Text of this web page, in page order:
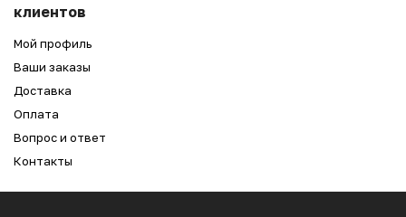
клиентов
Мой профиль
Ваши заказы
Доставка
Оплата
Вопрос и ответ
Контакты